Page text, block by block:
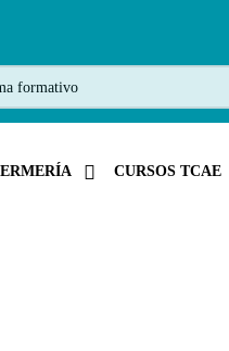
CURSOS TCAE